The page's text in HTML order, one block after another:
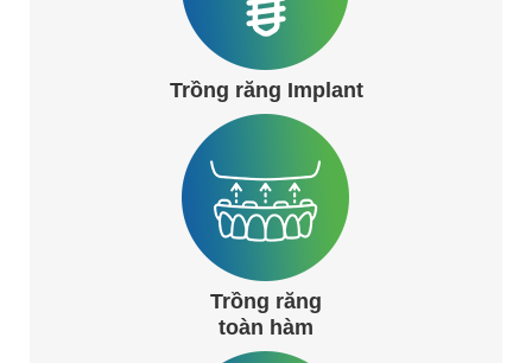
Trồng răng Implant
Trồng răng
toàn hàm